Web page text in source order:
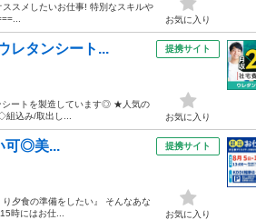
スメしたいお仕事! 特別なスキルや
お気に入り
レタンシート...
シートを製造しています◎ ★人気の
込み/取出し...
提携サイト
お気に入り
可◎美...
夕食の準備をしたい』 そんなあな
時にはお仕...
提携サイト
お気に入り